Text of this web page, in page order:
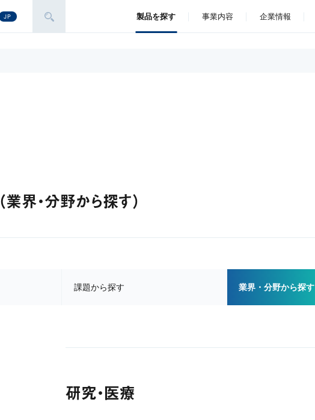
JP 製品を探す 事業内容 企業情報
（業界・分野から探す）
課題から探す 業界・分野から探す
研究・医療